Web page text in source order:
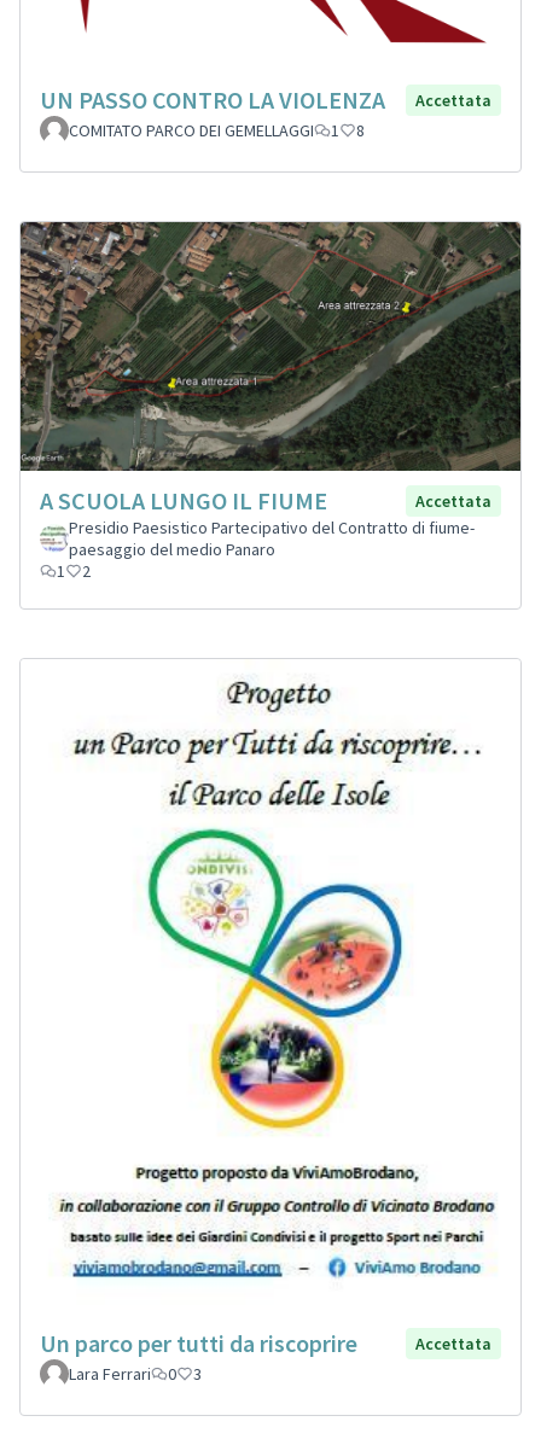
UN PASSO CONTRO LA VIOLENZA
Accettata
COMITATO PARCO DEI GEMELLAGGI
1 8
A SCUOLA LUNGO IL FIUME
Accettata
Presidio Paesistico Partecipativo del Contratto di fiume-
paesaggio del medio Panaro
1
2
Un parco per tutti da riscoprire
Accettata
Lara Ferrari
0 3